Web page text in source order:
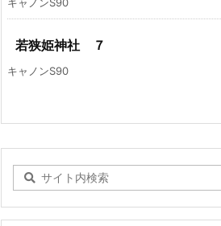
若狭姫神社 ７
キャノンS90